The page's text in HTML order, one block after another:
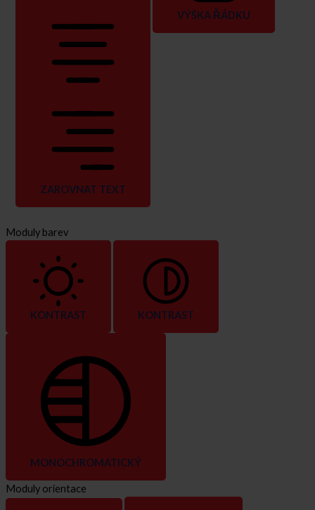
ZAROVNAT TEXT
VÝŠKA ŘÁDKU
Moduly barev
KONTRAST KONTRAST
MONOCHROMATICKÝ
Moduly orientace